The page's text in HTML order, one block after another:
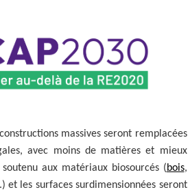
massives seront remplacées
avec moins de matières et mieux
aux matériaux biosourcés (bois,
et les surfaces surdimensionnées seront